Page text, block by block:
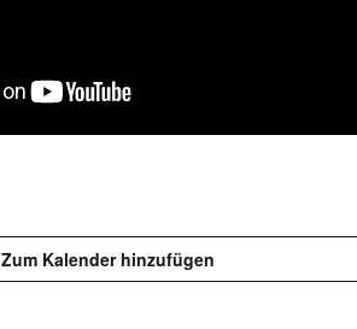
Zum Kalender hinzufügen